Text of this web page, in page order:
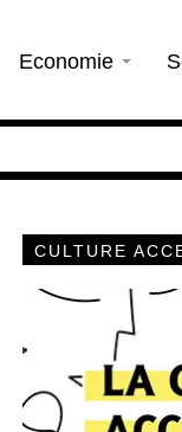
Economie
CULTURE